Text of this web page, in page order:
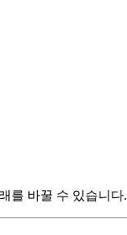
를 바꿀 수 있습니다.